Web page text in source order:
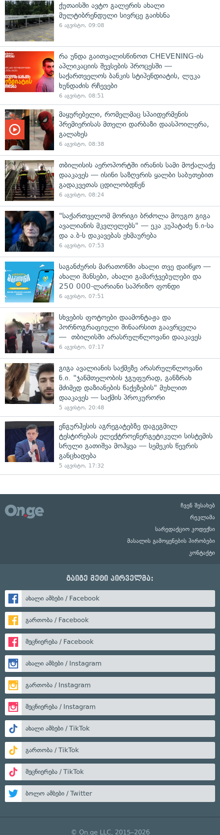
ქუთაისში ავტო გალერის ახალი
მულტიბრენდული სივრცე გაიხსნა
6 აგვისტო, 09:08
რა უნდა გაითვალისწინოთ CHEVENING-ის
აპლიკაციის შევსების პროცესში —
საქართველოს ბანკის სტიპენდიატის, ლუკა
ხუნდაძის რჩევები
6 აგვისტო, 08:51
მაყურებელი, რომელმაც სპაიდერმენის
პრემიერისას მთელი დარბაზი დაასპოილერა,
გალახეს
6 აგვისტო, 08:38
თბილისის აეროპორტში ირანის სამი მოქალაქე
დააკავეს — ისინი საზღვრის ყალბი საბუთებით
გადაკვეთას ცდილობდნენ
6 აგვისტო, 08:24
"საქართველომ მორიგი ბრძოლა მოუგო გიგა
ავალიანის მკვლელებს" — ეკა კუპატაძე ნ.ი-სა
და ა.ბ-ს დაკავებას ეხმაურება
6 აგვისტო, 07:53
საგანძურის მარათონში ახალი თვე დაიწყო —
ახალი შანსები, ახალი გამარჯვებულები და
250 000-ლარიანი საპრიზო ფონდი
6 აგვისტო, 07:51
სხვების ფოტოები დაამონტაჟა და
პორნოგრაფიული შინაარსით გაავრცელა
— თბილისში არასრულწლოვანი დააკავეს
6 აგვისტო, 07:17
გიგა ავალიანის საქმეზე არასრულწლოვანი
ნ.ი. "ჯანმთელობის ჯგუფურად, განზრახ
მძიმედ დაზიანების წაქეზების" მუხლით
დააკავეს — საქმის პროკურორი
5 აგვისტო, 20:48
ენგურჰესის აგრეგატებზე დაგეგმილ
ტესტირებას ელექტროენერგეტიკული სისტემის
სრული გათიშვა მოჰყვა — სემეკის წევრის
განცხადება
5 აგვისტო, 17:32
ჩვენ შესახებ
რეკლამა
სარედაქციო კოდექსი
მასალის გამოყენების პირობები
კონტაქტი
გაიგე მეტი პირველმა:
ახალი ამბები / Facebook
გართობა / Facebook
მეცნიერება / Facebook
ახალი ამბები / Instagram
გართობა / Instagram
მეცნიერება / Instagram
ახალი ამბები / TikTok
გართობა / TikTok
მეცნიერება / TikTok
ბოლო ამბები / Twitter
© On.ge LLC, 2015–2026